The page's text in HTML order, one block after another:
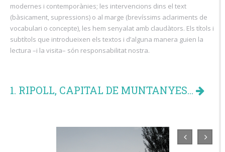
modernes i contemporànies; les intervencions dins el text
(bàsicament, supressions) o al marge (brevíssims aclariments de
vocabulari o concepte), les hem senyalat amb claudàtors. Els títols i
subtítols que introdueixen els textos i d’alguna manera guien la
lectura –i la visita– són responsabilitat nostra.
1. RIPOLL, CAPITAL DE MUNTANYES...